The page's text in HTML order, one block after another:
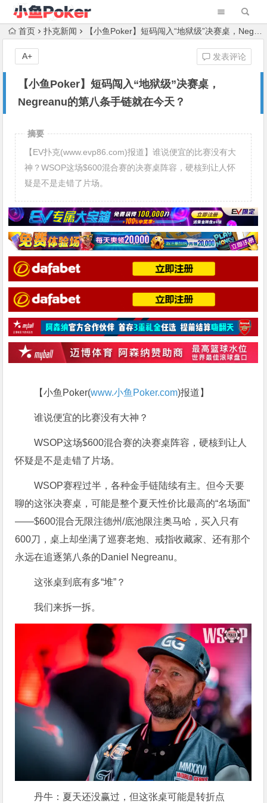
首页 扑克新闻 【小鱼Poker】短码闯入“地狱级”决赛桌，Negreanu的第八条手链就在今天？
【小鱼Poker】短码闯入“地狱级”决赛桌，
Negreanu的第八条手链就在今天？
发表评论
A+
摘要
【EV扑克(www.evp86.com)报道】谁说便宜的比赛没有大
神？WSOP这场$600混合赛的决赛桌阵容，硬核到让人怀
疑是不是走错了片场。
【小鱼Poker(www.小鱼Poker.com)报道】
谁说便宜的比赛没有大神？
WSOP这场$600混合赛的决赛桌阵容，硬核到让人
怀疑是不是走错了片场。
WSOP赛程过半，各种金手链陆续有主。但今天要
聊的这张决赛桌，可能是整个夏天性价比最高的“名场面”
——$600混合无限注德州/底池限注奥马哈，买入只有
600刀，桌上却坐满了巡赛老炮、戒指收藏家、还有那个
永远在追逐第八条的Daniel Negreanu。
这张桌到底有多“堆”？
我们来拆一拆。
丹牛：夏天还没赢过，但这张桌可能是转折点